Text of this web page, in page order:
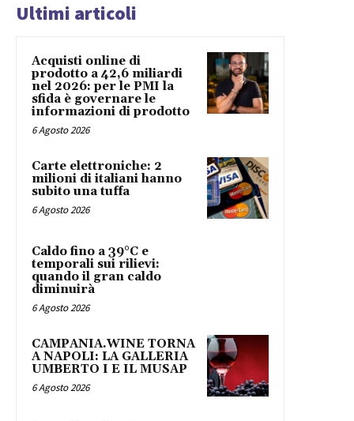
Ultimi articoli
Acquisti online di
prodotto a 42,6 miliardi
nel 2026: per le PMI la
sfida è governare le
informazioni di prodotto
6 Agosto 2026
Carte elettroniche: 2
milioni di italiani hanno
subito una tuffa
6 Agosto 2026
Caldo fino a 39°C e
temporali sui rilievi:
quando il gran caldo
diminuirà
6 Agosto 2026
CAMPANIA.WINE TORNA
A NAPOLI: LA GALLERIA
UMBERTO I E IL MUSAP
6 Agosto 2026